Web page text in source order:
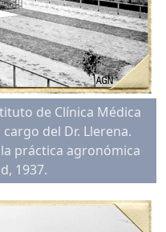
de Clínica Médica
del Dr. Llerena.
práctica agronómica
1937.